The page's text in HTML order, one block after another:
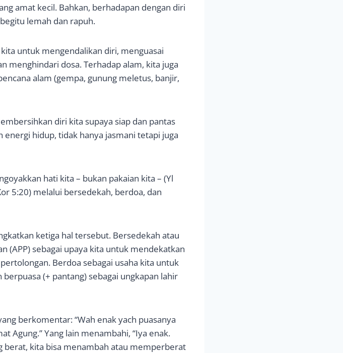
amat kecil. Bahkan, berhadapan dengan diri
lemah dan rapuh.
untuk mengendalikan diri, menguasai
menghindari dosa. Terhadap alam, kita juga
alam (gempa, gunung meletus, banjir,
diri kita supaya siap dan pantas
hidup, tidak hanya jasmani tetapi juga
hati kita – bukan pakaian kita – (Yl
5:20) melalui bersedekah, berdoa, dan
ketiga hal tersebut. Bersedekah atau
(APP) sebagai upaya kita untuk mendekatkan
Berdoa sebagai usaha kita untuk
(+ pantang) sebagai ungkapan lahir
berkomentar: “Wah enak yach puasanya
Agung.” Yang lain menambahi, “Iya enak.
berat, kita bisa menambah atau memperberat